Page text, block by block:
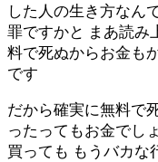
した人の生き方なん
罪ですかと まあ読み
料で死ぬからお金も
です
だから確実に無料で
ったってもお金でし
買っても もうバカな